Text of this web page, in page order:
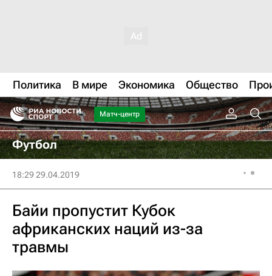
Политика В мире Экономика Общество
Матч-центр
Футбол
18:29 29.04.2019
Байи пропустит Кубок
африканских наций из-за
травмы